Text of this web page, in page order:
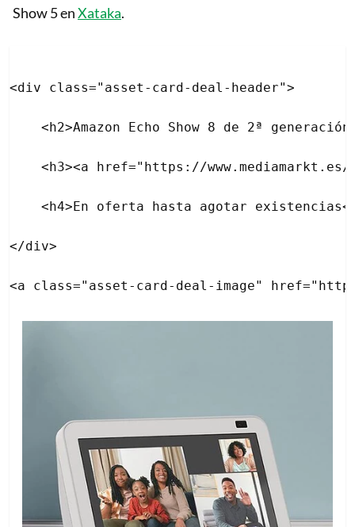
Show 5 enXataka.
<div class="asset-card-deal-header">
<h2>Amazon Echo Show 8 de 2ª
<h3><a href="https://
<h4>En oferta hasta agotar
</div>